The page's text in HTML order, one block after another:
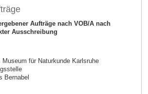
Aufträge nach VOB/A nach
Ausschreibung
für Naturkunde Karlsruhe
Bernabel